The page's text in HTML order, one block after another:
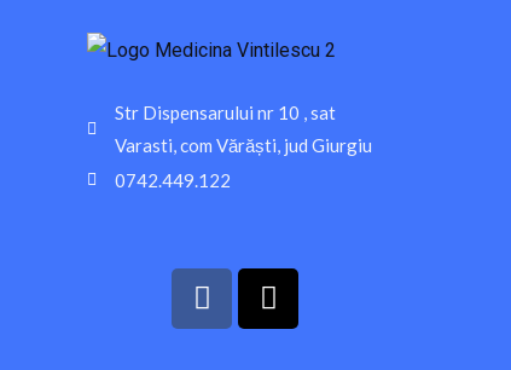
Str Dispensarului nr 10 , sat
Varasti, com Vărăști, jud Giurgiu
0742.449.122
F
a
T
i